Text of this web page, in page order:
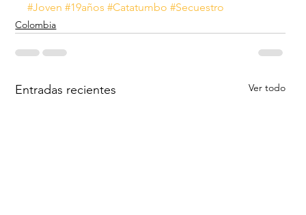
#Joven #19años #Catatumbo #Secuestro
Colombia
Entradas recientes Ver todo